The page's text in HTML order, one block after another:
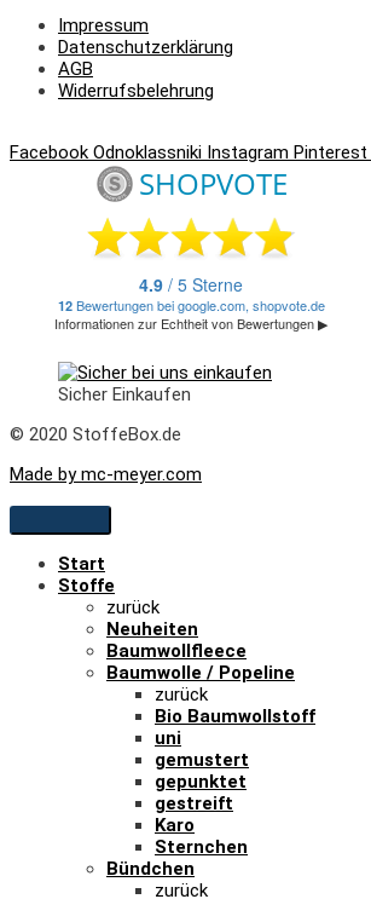
Impressum
Datenschutzerklärung
AGB
Widerrufsbelehrung
Facebook Odnoklassniki Instagram Pinterest
Sicher Einkaufen
© 2020 StoffeBox.de
Made by mc-meyer.com
Start
Stoffe
zurück
Neuheiten
Baumwollfleece
Baumwolle / Popeline
zurück
Bio Baumwollstoff
uni
gemustert
gepunktet
gestreift
Karo
Sternchen
Bündchen
zurück